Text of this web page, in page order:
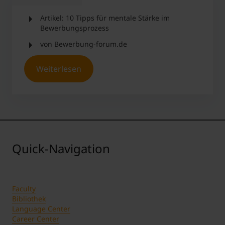
Artikel: 10 Tipps für mentale Stärke im
Bewerbungsprozess
von Bewerbung-forum.de
Weiterlesen
Quick-Navigation
Faculty
Bibliothek
Language Center
Career Center